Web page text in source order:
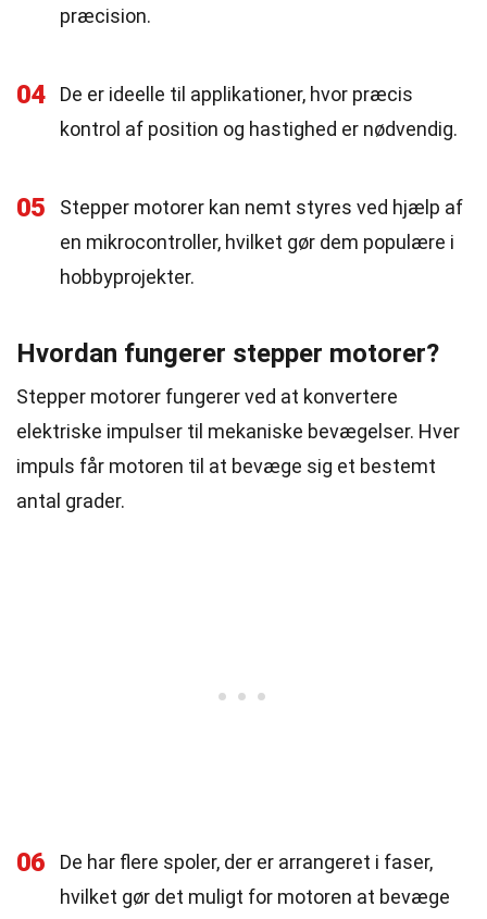
præcision.
04
De er ideelle til applikationer, hvor præcis
kontrol af position og hastighed er nødvendig.
05
Stepper motorer kan nemt styres ved hjælp af
en mikrocontroller, hvilket gør dem populære i
hobbyprojekter.
Hvordan fungerer stepper motorer?
Stepper motorer fungerer ved at konvertere
elektriske impulser til mekaniske bevægelser. Hver
impuls får motoren til at bevæge sig et bestemt
antal grader.
06
De har flere spoler, der er arrangeret i faser,
hvilket gør det muligt for motoren at bevæge